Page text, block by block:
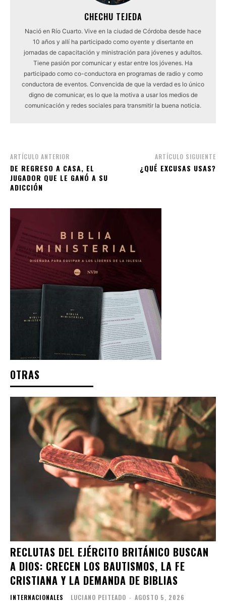
CHECHU TEJEDA
Nació en Río Cuarto. Vive en la ciudad de Córdoba desde hace
10 años y allí ha participado como oyente y disertante en
jornadas de capacitación y ministración para jóvenes y adultos.
Tiene pasión por comunicar y estar entre los jóvenes. Ha
participado como co-conductora en programas de radio y como
conductora de eventos. Convencida de que la verdad es lo único
digno de comunicar, es lo que la motiva a usar los medios de
comunicación y redes sociales para transmitir la buena noticia.
ARTÍCULO ANTERIOR
DE REGRESO A CASA, EL
JUGADOR QUE LE GANÓ A SU
ADICCIÓN
ARTÍCULO SIGUIENTE
¿QUÉ EXCUSAS USAS?
OTRAS
RECLUTAS DEL EJÉRCITO BRITÁNICO BUSCAN
A DIOS: CRECEN LOS BAUTISMOS, LA FE
CRISTIANA Y LA DEMANDA DE BIBLIAS
INTERNACIONALES LUCIANO PEITEADO - AGOSTO 5, 2026